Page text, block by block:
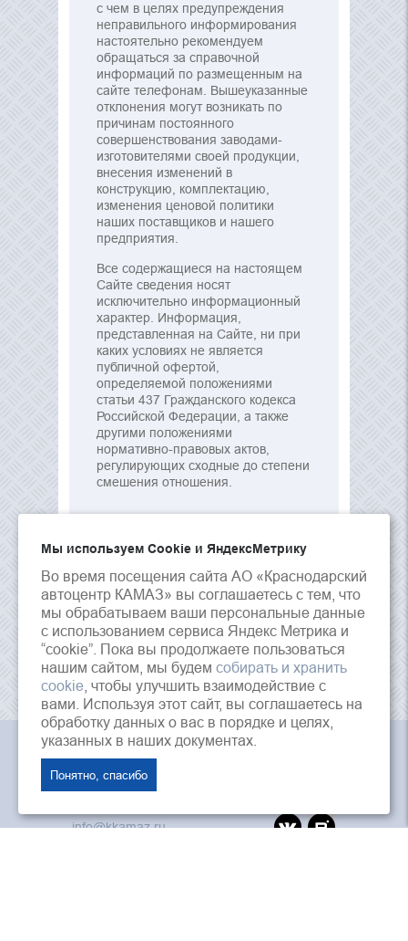
с чем в целях предупреждения
неправильного информирования
настоятельно рекомендуем
обращаться за справочной
информаций по размещенным на
сайте телефонам. Вышеуказанные
отклонения могут возникать по
причинам постоянного
совершенствования заводами-
изготовителями своей продукции,
внесения изменений в
конструкцию, комплектацию,
изменения ценовой политики
наших поставщиков и нашего
предприятия.
Все содержащиеся на настоящем
Сайте сведения носят
исключительно информационный
характер. Информация,
представленная на Сайте, ни при
каких условиях не является
публичной офертой,
определяемой положениями
статьи 437 Гражданского кодекса
Российской Федерации, а также
другими положениями
нормативно-правовых актов,
регулирующих сходные до степени
смешения отношения.
Мы используем Сookie и ЯндексМетрику
Во время посещения сайта АО «Краснодарский
автоцентр КАМАЗ» вы соглашаетесь с тем, что
мы обрабатываем ваши персональные данные
с использованием сервиса Яндекс Метрика и
“cookie”. Пока вы продолжаете пользоваться
нашим сайтом, мы будем собирать и хранить
cookie , чтобы улучшить взаимодействие с
вами. Используя этот сайт, вы соглашаетесь на
обработку данных о вас в порядке и целях,
указанных в наших документах.
Понятно, спасибо
353202, Россия, Краснодарский край, ст.
Динская, ул. Красная, 125
info@kkamaz.ru